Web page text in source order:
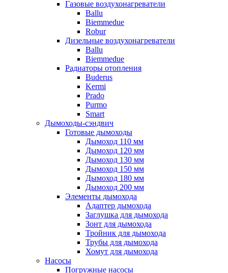
Газовые воздухонагреватели
Ballu
Biemmedue
Robur
Дизельные воздухонагреватели
Ballu
Biemmedue
Радиаторы отопления
Buderus
Kermi
Prado
Purmo
Smart
Дымоходы-сэндвич
Готовые дымоходы
Дымоход 110 мм
Дымоход 120 мм
Дымоход 130 мм
Дымоход 150 мм
Дымоход 180 мм
Дымоход 200 мм
Элементы дымохода
Адаптер дымохода
Заглушка для дымохода
Зонт для дымохода
Тройник для дымохода
Трубы для дымохода
Хомут для дымохода
Насосы
Погружные насосы